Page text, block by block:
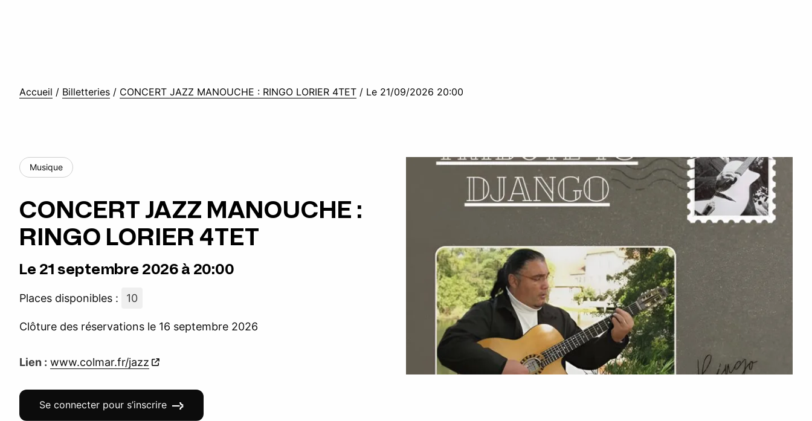
Accueil / Billetteries / CONCERT JAZZ MANOUCHE : RINGO LORIER 4TET / Le 21/09/2026 20:00
Musique
CONCERT JAZZ MANOUCHE :
RINGO LORIER 4TET
Le 21 septembre 2026 à 20:00
Places disponibles : 10
Clôture des réservations le 16 septembre 2026
Lien : www.colmar.fr/jazz
Se connecter pour s’inscrire